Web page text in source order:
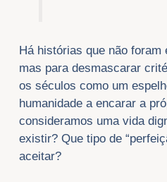
Há histórias que não
mas para desmascarar
os séculos como um
humanidade a encarar a
consideramos uma vida
existir? Que tipo de
aceitar?